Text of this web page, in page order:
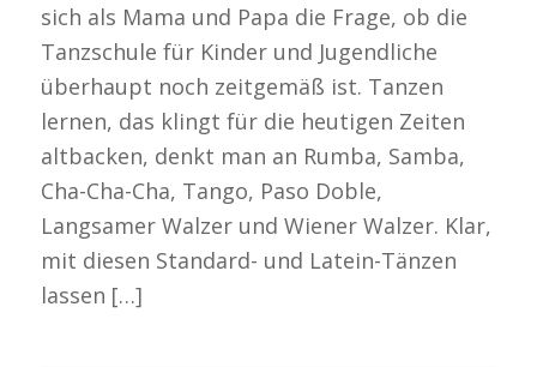
sich als Mama und Papa die Frage, ob die
Tanzschule für Kinder und Jugendliche
überhaupt noch zeitgemäß ist. Tanzen
lernen, das klingt für die heutigen Zeiten
altbacken, denkt man an Rumba, Samba,
Cha-Cha-Cha, Tango, Paso Doble,
Langsamer Walzer und Wiener Walzer. Klar,
mit diesen Standard- und Latein-Tänzen
lassen […]